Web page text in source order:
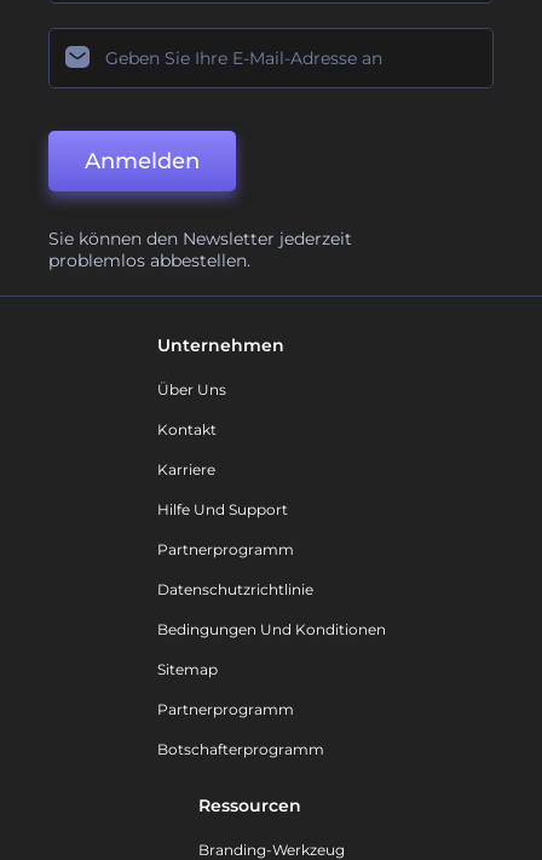
Anmelden
Sie können den Newsletter jederzeit
problemlos abbestellen.
Unternehmen
Über Uns
Kontakt
Karriere
Hilfe Und Support
Partnerprogramm
Datenschutzrichtlinie
Bedingungen Und Konditionen
Sitemap
Partnerprogramm
Botschafterprogramm
Ressourcen
Branding-Werkzeug